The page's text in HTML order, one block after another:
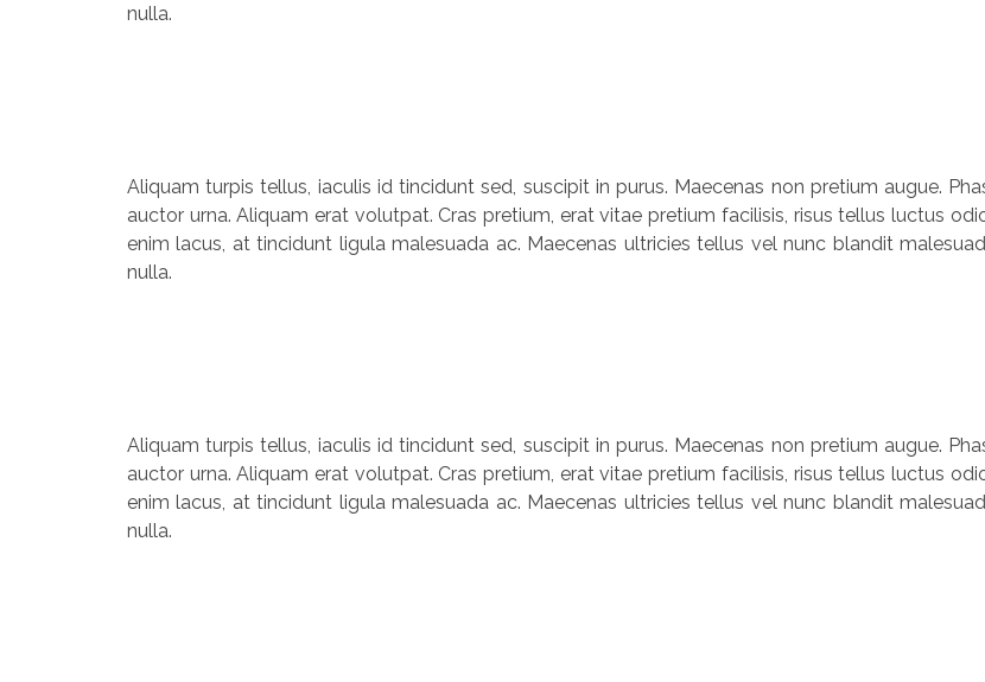
nulla.
Aliquam turpis tellus, iaculis id tincidunt sed, suscipit in purus. Maecenas non pretium augue.
auctor urna. Aliquam erat volutpat. Cras pretium, erat vitae pretium facilisis, risus tellus luctus
enim lacus, at tincidunt ligula malesuada ac. Maecenas ultricies tellus vel nunc blandit
nulla.
Aliquam turpis tellus, iaculis id tincidunt sed, suscipit in purus. Maecenas non pretium augue.
auctor urna. Aliquam erat volutpat. Cras pretium, erat vitae pretium facilisis, risus tellus luctus
enim lacus, at tincidunt ligula malesuada ac. Maecenas ultricies tellus vel nunc blandit
nulla.